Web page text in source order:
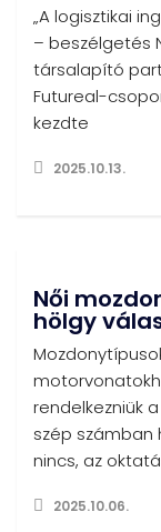
„A logisztikai
– beszélgetés
társalapító
Futureal-
kezdte
2025.10.13.
Női
hölgy
rendelkezniük
szép számban
nincs, az
2025.10.06.